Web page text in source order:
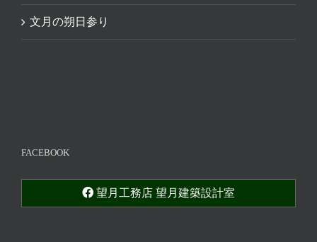
文月の朔日参り
FACEBOOK
望月工務店 望月建築設計室